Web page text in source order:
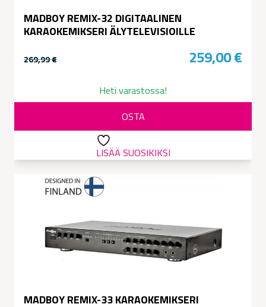
MADBOY REMIX-32 DIGITAALINEN
KARAOKEMIKSERI ÄLYTELEVISIOILLE
269,99€
269,99 €.
259,00€
259,00 €.
Heti varastossa!
OSTA
LISÄÄ SUOSIKIKSI
MADBOY REMIX-33 KARAOKEMIKSERI